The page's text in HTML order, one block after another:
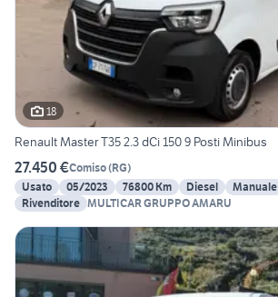
18
Renault Master T35 2.3 dCi 150 9 Posti Minibus
27.450 €Comiso(RG)
Usato
05/2023 76800 Km Diesel Manuale
Rivenditore MULTICAR GRUPPO AMARU